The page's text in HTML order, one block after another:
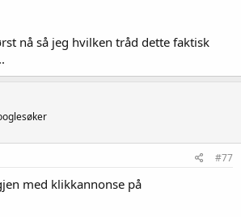
nå så jeg hvilken tråd dette faktisk
#77
med klikkannonse på